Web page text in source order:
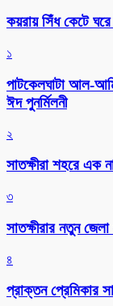
কয়রায় সিঁধ কেটে
১
পাটকেলঘাটা আল-
ঈদ পুনর্মিলনী
২
সাতক্ষীরা শহরে এক
৩
সাতক্ষীরার নতুন
৪
প্রাক্তন প্রেমিকার